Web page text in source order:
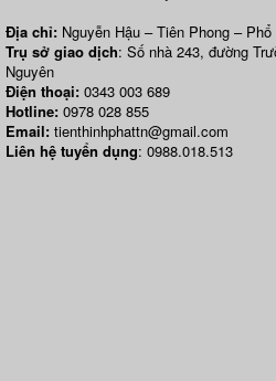
Địa chỉ: Nguyễn Hậu – Tiên Phong –
Trụ sở giao dịch: Số nhà 243, đường
Nguyên
Điện thoại: 0343 003 689
Hotline: 0978 028 855
Email: tienthinhphattn@gmail.com
Liên hệ tuyển dụng: 0988.018.513